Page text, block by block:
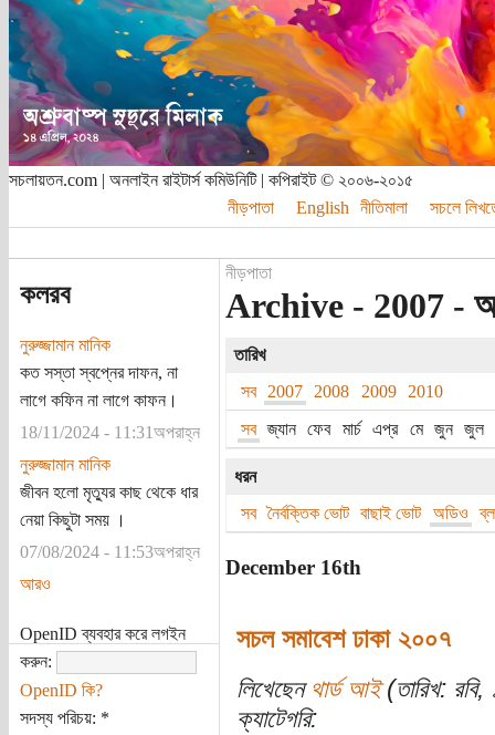
সচলায়তন.com | অনলাইন রাইটার্স কমিউনিটি | কপিরাইট © ২০০৬-২০১৫
নীড়পাতা
English নীতিমালা সচলে
কলরব
নুরুজ্জামান মানিক
কত সস্তা স্বপ্নের দাফন, না
লাগে কফিন না লাগে কাফন।
18/11/2024 - 11:31অপরাহ্ন
নুরুজ্জামান মানিক
জীবন হলো মৃত্যুর কাছ থেকে ধার
নেয়া কিছুটা সময় ।
07/08/2024 - 11:53অপরাহ্ন
আরও
OpenID ব্যবহার করে লগইন
করুন:
OpenID কি?
সদস্য পরিচয়: *
নীড়পাতা
Archive - 2007 -
তারিখ
সব
2007 2008 2009
2010
সব
জ্যান ফেব মার্চ এপ্র মে জুন জুল
ধরন
সব
নৈর্বক্তিক ভোট বাছাই ভোট অডিও
December 16th
সচল সমাবেশ ঢাকা ২০০৭
লিখেছেন থার্ড আই(তারিখ:
ক্যাটেগরি: